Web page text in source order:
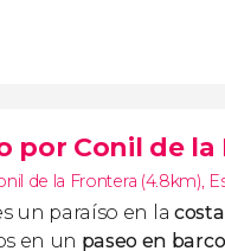
por Conil de
de la Frontera (4.8km),
un paraíso en la
en un paseo en barco